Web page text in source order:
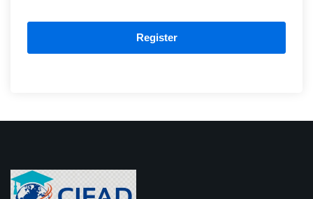
Register